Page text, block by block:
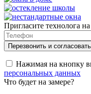
Пригласите технолога
Нажимая на кнопку
персональных данных
Что будет на замере?